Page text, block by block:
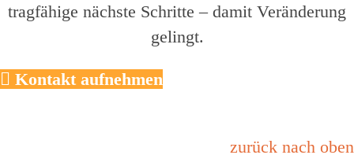
tragfähige nächste Schritte – damit Veränderung
gelingt.
Kontakt aufnehmen
zurück nach oben